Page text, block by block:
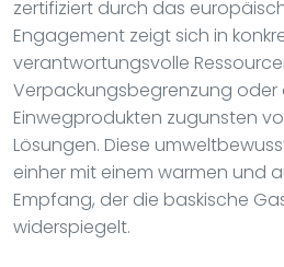
zertifiziert durch das
Engagement zeigt sich in
verantwortungsvolle
Verpackungsbegrenzung
Einwegprodukten zugunsten
Lösungen. Diese
einher mit einem warmen und
Empfang, der die baskische
widerspiegelt.